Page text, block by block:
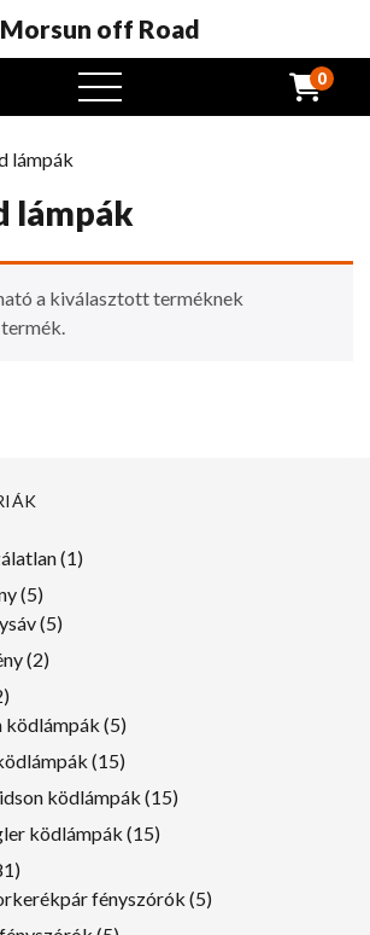
Morsun off Road
Nyissa
meg
0
lámpák
lámpák
a kiválasztott terméknek
11
55
termékek
55
22
82
termékek
ködlámpák 55
termékek
1515
termékek
ködlámpák 1515
ködlámpák 1515
281
termékekfényszórók 55